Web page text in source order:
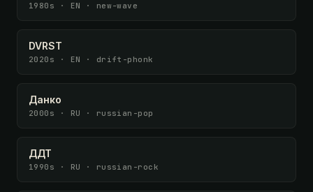
1980s · EN · new-wave
DVRST
2020s · EN · drift-phonk
Данко
2000s · RU · russian-pop
ДДТ
1990s · RU · russian-rock